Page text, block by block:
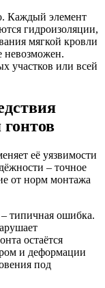
Каждый элемент
гидроизоляции,
мягкой кровли
невозможен.
участков или всей
её уязвимости
– точное
от норм монтажа
– типичная ошибка.
остаётся
и деформации
под